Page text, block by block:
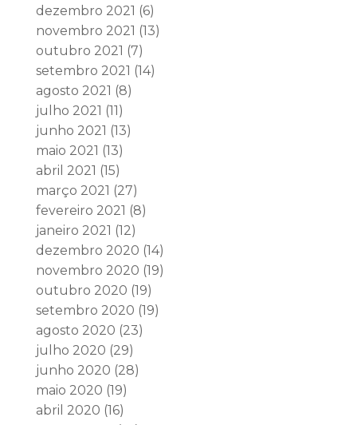
dezembro 2021 (6)
novembro 2021 (13)
outubro 2021 (7)
setembro 2021 (14)
agosto 2021 (8)
julho 2021 (11)
junho 2021 (13)
maio 2021 (13)
abril 2021 (15)
março 2021 (27)
fevereiro 2021 (8)
janeiro 2021 (12)
dezembro 2020 (14)
novembro 2020 (19)
outubro 2020 (19)
setembro 2020 (19)
agosto 2020 (23)
julho 2020 (29)
junho 2020 (28)
maio 2020 (19)
abril 2020 (16)